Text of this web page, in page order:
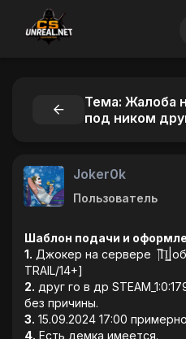
Тема: Жалоба
под ником
Joker0k
Пользователь
Шаблон подачи и
1. Джокер на сервере
TRAIL/14+]
2. друг го в др
без причины.
3. 15.09.2024 17:00 примерно
4. Есть демка имеется.